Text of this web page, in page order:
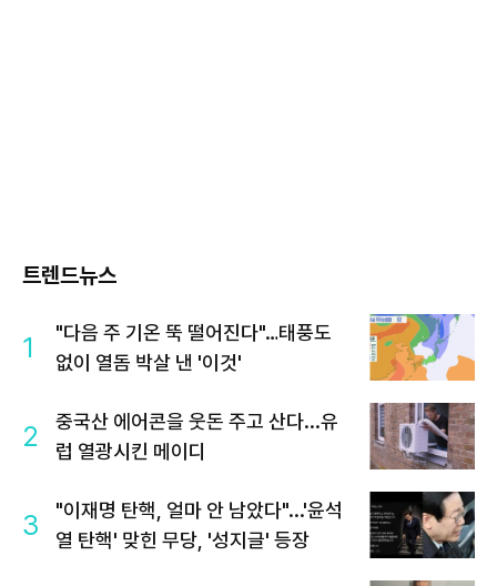
트렌드뉴스
1
"다음 주 기온 뚝 떨어진다"…태풍도
없이 열돔 박살 낸 '이것'
2
중국산 에어콘을 웃돈 주고 산다...유
럽 열광시킨 메이디
3
"이재명 탄핵, 얼마 안 남았다"...'윤석
열 탄핵' 맞힌 무당, '성지글' 등장